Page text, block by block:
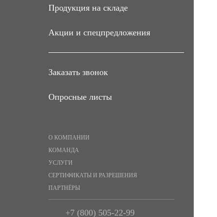
Запасные части дробилок угля
ВДГ-10, ВДП-15
Запасные части дробилки угля
Запасные части водогрейных котлов
Запасные части топок ЗП-РПК
Запасные части топок ТЧЗМ
Запасные части топок ТЛЗМ
Продукция на складе
Акции и спецпредложения
Заказать звонок
Опросные листы
О КОМПАНИИ
КОМАНДА
УСЛУГИ
СЕРТИФИКАТЫ И РАЗРЕШЕНИЯ
ПАРТНЁРЫ
+7 (800) 505-22-99